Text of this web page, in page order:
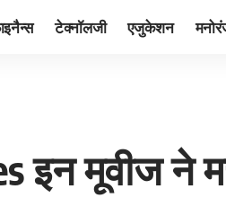
टेक्नॉलजी एजुकेशन
इन मूवीज ने